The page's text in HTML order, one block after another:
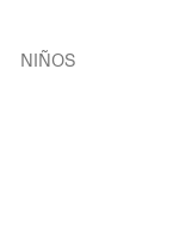
NIÑOS